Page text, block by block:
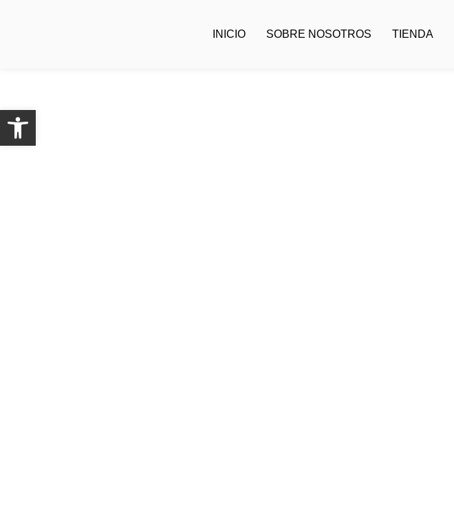
INICIO SOBRE NOSOTROS TIENDA
Abrir barra de herramientas